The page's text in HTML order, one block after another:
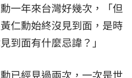
一年來台灣好幾次，「但
仁勳始終沒見到面，是時
到面有什麼忌諱？」
已經見過兩次，一次是世